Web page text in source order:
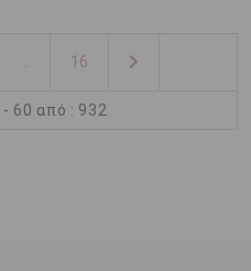
16
60 από : 932